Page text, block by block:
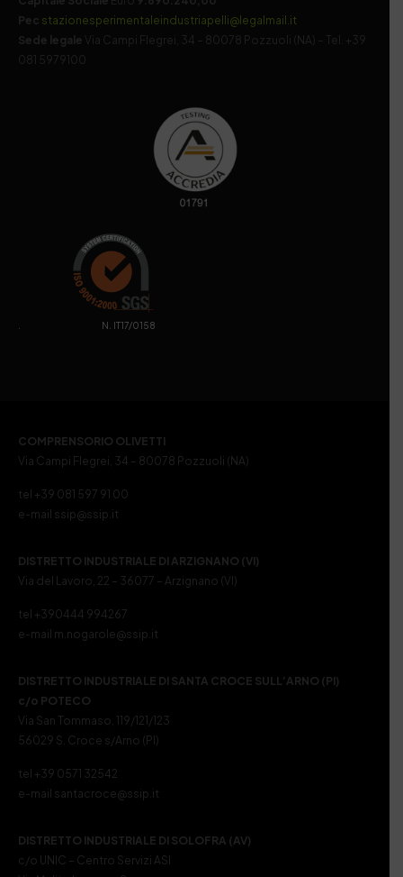
Pec stazionesperimentaleindustriapelli@legalmail.it
Sede legale
Via Campi Flegrei, 34 – 80078 Pozzuoli (NA) – Tel. +39
081 5979100
. N. IT17/0158
COMPRENSORIO OLIVETTI
Via Campi Flegrei, 34 – 80078 Pozzuoli (NA)
tel +39 081 597 91 00
e-mail ssip@ssip.it
DISTRETTO INDUSTRIALE DI ARZIGNANO (VI)
Via del Lavoro, 22 – 36077 – Arzignano (VI)
tel +390444 994267
e-mail m.nogarole@ssip.it
DISTRETTO INDUSTRIALE DI SANTA CROCE SULL’ARNO (PI)
c/o POTECO
Via San Tommaso, 119/121/123
56029 S. Croce s/Arno (PI)
tel +39 0571 32542
e-mail santacroce@ssip.it
DISTRETTO INDUSTRIALE DI SOLOFRA (AV)
c/o UNIC – Centro Servizi ASI